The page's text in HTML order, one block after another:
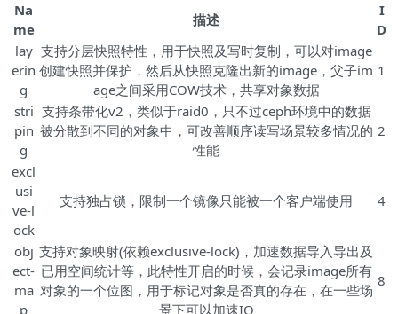
Na
me
描述
I
D
lay
erin
g
支持分层快照特性，用于快照及写时复制，可以对image
创建快照并保护，然后从快照克隆出新的image，父子im
age之间采用COW技术，共享对象数据
1
stri
pin
g
支持条带化v2，类似于raid0，只不过ceph环境中的数据
被分散到不同的对象中，可改善顺序读写场景较多情况的
性能
2
excl
usi
ve-l
ock
支持独占锁，限制一个镜像只能被一个客户端使用 4
obj
ect-
ma
p
支持对象映射(依赖exclusive-lock)，加速数据导入导出及
已用空间统计等，此特性开启的时候，会记录image所有
对象的一个位图，用于标记对象是否真的存在，在一些场
景下可以加速IO
8